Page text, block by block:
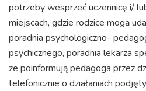
potrzeby wesprzeć uczennicę i/
miejscach, gdzie rodzice mogą
poradnia psychologiczno-
psychicznego, poradnia lekarza
że poinformują pedagoga przez
telefonicznie o działaniach